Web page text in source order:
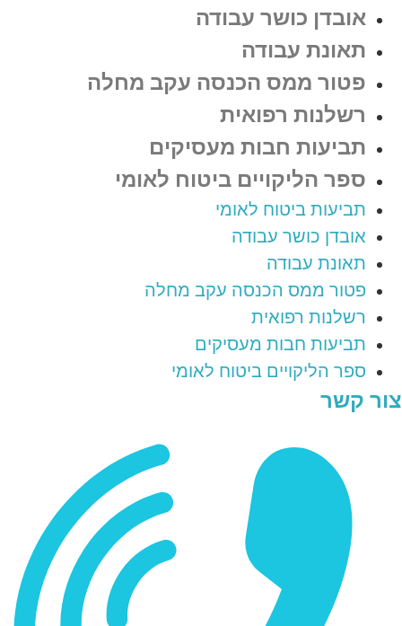
אובדן כושר עבודה
תאונת עבודה
פטור ממס הכנסה עקב מחלה
רשלנות רפואית
תביעות חבות מעסיקים
ספר הליקויים ביטוח לאומי
תביעות ביטוח לאומי
אובדן כושר עבודה
תאונת עבודה
פטור ממס הכנסה עקב מחלה
רשלנות רפואית
תביעות חבות מעסיקים
ספר הליקויים ביטוח לאומי
צור קשר